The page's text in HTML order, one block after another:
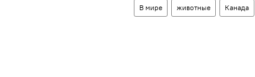
В мире животные Канада